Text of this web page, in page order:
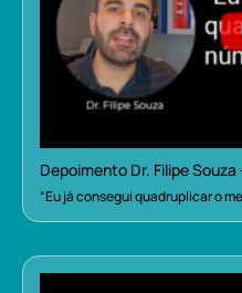
Depoimento Dr. Filipe
“Eu já consegui quadruplicar o